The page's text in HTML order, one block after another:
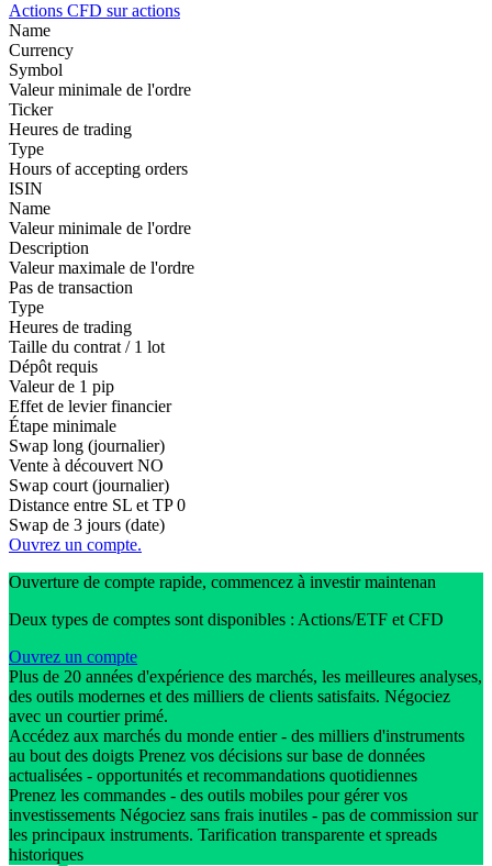
Actions CFD sur actions
Name
Currency
Symbol
Valeur minimale de l'ordre
Ticker
Heures de trading
Type
Hours of accepting orders
ISIN
Name
Valeur minimale de l'ordre
Description
Valeur maximale de l'ordre
Pas de transaction
Type
Heures de trading
Taille du contrat / 1 lot
Dépôt requis
Valeur de 1 pip
Effet de levier financier
Étape minimale
Swap long (journalier)
Vente à découvert NO
Swap court (journalier)
Distance entre SL et TP 0
Swap de 3 jours (date)
Ouvrez un compte.
Ouverture de compte rapide, commencez à investir maintenan
Deux types de comptes sont disponibles : Actions/ETF et CFD
Ouvrez un compte
Plus de 20 années d'expérience des marchés, les meilleures analyses,
des outils modernes et des milliers de clients satisfaits. Négociez
avec un courtier primé.
Accédez aux marchés du monde entier - des milliers d'instruments
au bout des doigts Prenez vos décisions sur base de données
actualisées - opportunités et recommandations quotidiennes
Prenez les commandes - des outils mobiles pour gérer vos
investissements Négociez sans frais inutiles - pas de commission sur
les principaux instruments. Tarification transparente et spreads
historiques